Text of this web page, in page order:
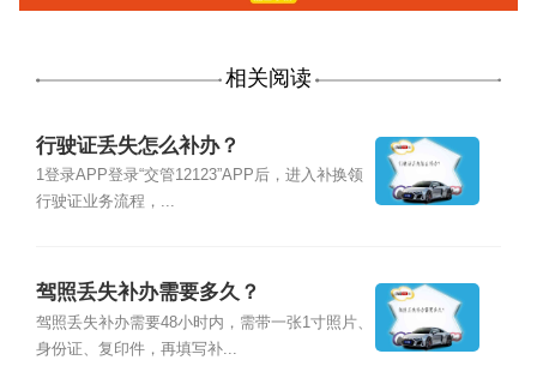
相关阅读
行驶证丢失怎么补办？
1登录APP登录“交管12123”APP后，进入补换领
行驶证业务流程，...
驾照丢失补办需要多久？
驾照丢失补办需要48小时内，需带一张1寸照片、
身份证、复印件，再填写补...